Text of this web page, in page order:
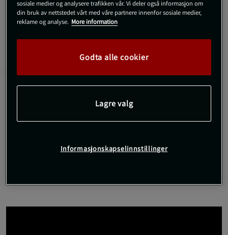
vektløftere!
Les mer
Anmeldelser
Det er 10 cm bredt, 9 mm tjukt og har dobbelt
10 cm bredt, 9 mm tjukt
Dobbelt spenne
sosiale medier og analysere trafikken vår. Vi deler også informasjon om
din bruk av nettstedet vårt med våre partnere innenfor sosiale medier,
reklame og analyse. More information
Godta alle cookier
Lagre valg
Informasjonskapselinnstillinger